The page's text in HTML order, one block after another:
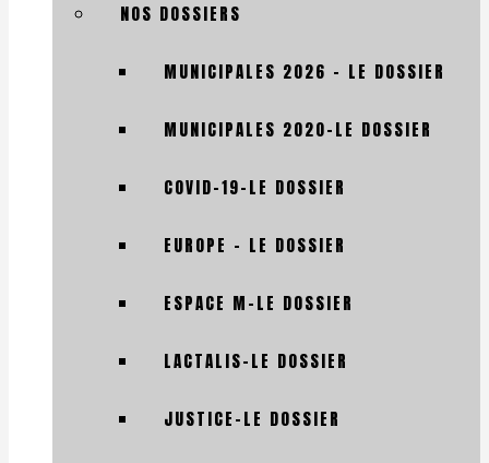
NOS DOSSIERS
MUNICIPALES 2026 – LE DOSSIER
MUNICIPALES 2020-LE DOSSIER
COVID-19-LE DOSSIER
EUROPE – LE DOSSIER
ESPACE M-LE DOSSIER
LACTALIS-LE DOSSIER
JUSTICE-LE DOSSIER